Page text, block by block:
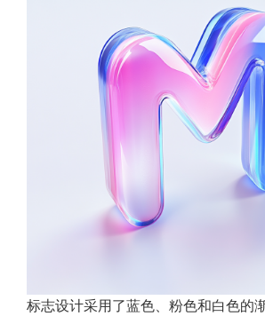
标志设计采用了蓝色、粉色和白色的